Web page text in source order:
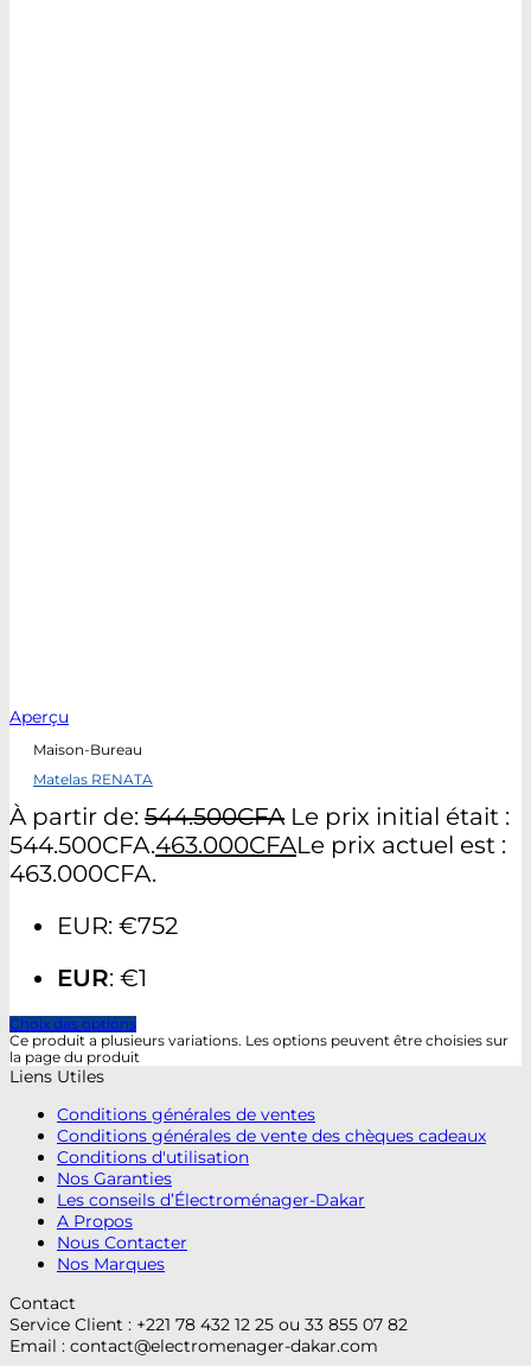
Aperçu
Maison-Bureau
Matelas RENATA
À partir de: 544.500CFA Le prix initial était :
544.500CFA.463.000CFALe prix actuel est :
463.000CFA.
EUR: €752
EUR: €1
Choix des options
Ce produit a plusieurs variations. Les options peuvent être choisies sur
la page du produit
Liens Utiles
Conditions générales de ventes
Conditions générales de vente des chèques cadeaux
Conditions d'utilisation
Nos Garanties
Les conseils d’Électroménager-Dakar
A Propos
Nous Contacter
Nos Marques
Contact
Service Client : +221 78 432 12 25 ou 33 855 07 82
Email : contact@electromenager-dakar.com